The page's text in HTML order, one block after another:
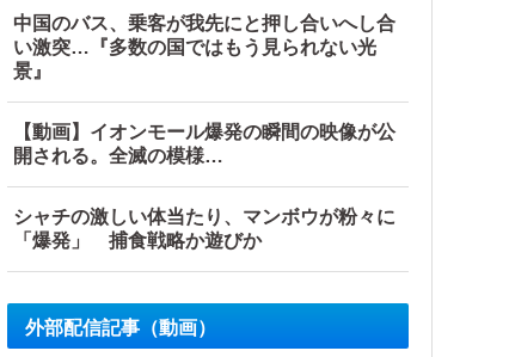
中国のバス、乗客が我先にと押し合いへし合
い激突…『多数の国ではもう見られない光
景』
【動画】イオンモール爆発の瞬間の映像が公
開される。全滅の模様…
シャチの激しい体当たり、マンボウが粉々に
「爆発」 捕食戦略か遊びか
外部配信記事（動画）